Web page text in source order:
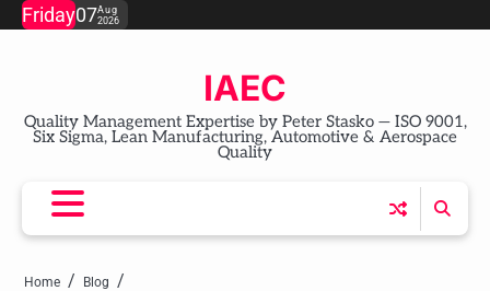
SkipFriday07Aug
2026
IAEC
Quality Management Expertise by Peter Stasko — ISO 9001,
Six Sigma, Lean Manufacturing, Automotive & Aerospace
Quality
Home Blog